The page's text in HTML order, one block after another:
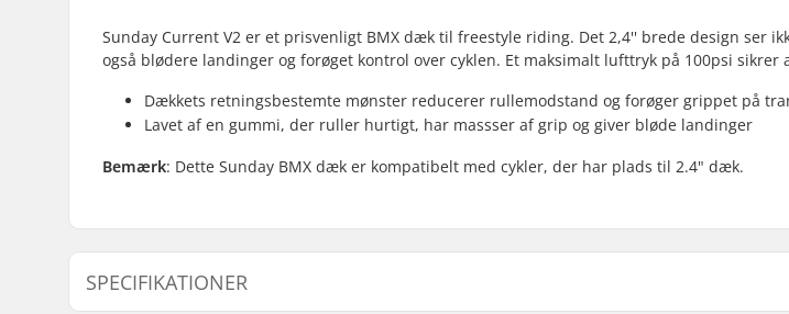
Sunday Current V2 er et prisvenligt BMX dæk til freestyle riding. Det 2,4'' brede design ser
også blødere landinger og forøget kontrol over cyklen. Et maksimalt lufttryk på 100psi
Dækkets retningsbestemte mønster reducerer rullemodstand og forøger grippet på
Lavet af en gummi, der ruller hurtigt, har massser af grip og giver bløde landinger
Bemærk: Dette Sunday BMX dæk er kompatibelt med cykler, der har plads til 2.4" dæk.
SPECIFIKATIONER